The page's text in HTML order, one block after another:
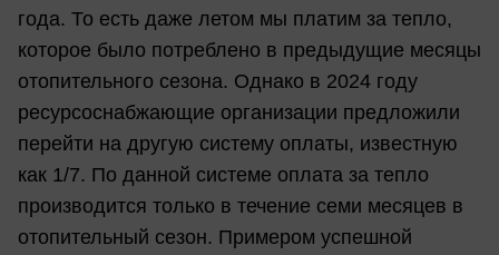
года. То есть даже летом мы платим за тепло,
которое было потреблено в предыдущие месяцы
отопительного сезона. Однако в 2024 году
ресурсоснабжающие организации предложили
перейти на другую систему оплаты, известную
как 1/7. По данной системе оплата за тепло
производится только в течение семи месяцев в
отопительный сезон. Примером успешной